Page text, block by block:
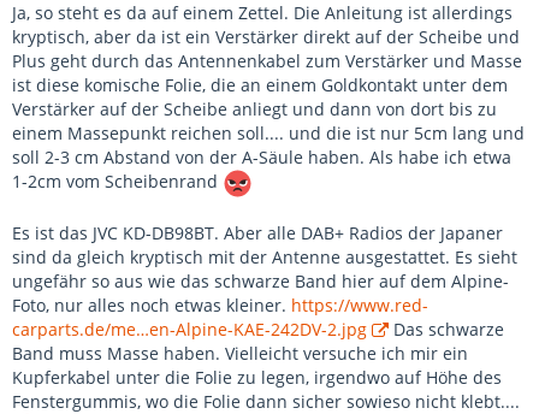
Ja, so steht es da auf einem Zettel. Die Anleitung ist allerdings
kryptisch, aber da ist ein Verstärker direkt auf der Scheibe und
Plus geht durch das Antennenkabel zum Verstärker und Masse
ist diese komische Folie, die an einem Goldkontakt unter dem
Verstärker auf der Scheibe anliegt und dann von dort bis zu
einem Massepunkt reichen soll.... und die ist nur 5cm lang und
soll 2-3 cm Abstand von der A-Säule haben. Als habe ich etwa
1-2cm vom Scheibenrand
Es ist das JVC KD-DB98BT. Aber alle DAB+ Radios der Japaner
sind da gleich kryptisch mit der Antenne ausgestattet. Es sieht
ungefähr so aus wie das schwarze Band hier auf dem Alpine-
Foto, nur alles noch etwas kleiner. https://www.red-
carparts.de/me…en-Alpine-KAE-242DV-2.jpg
Das schwarze
Band muss Masse haben. Vielleicht versuche ich mir ein
Kupferkabel unter die Folie zu legen, irgendwo auf Höhe des
Fenstergummis, wo die Folie dann sicher sowieso nicht klebt....